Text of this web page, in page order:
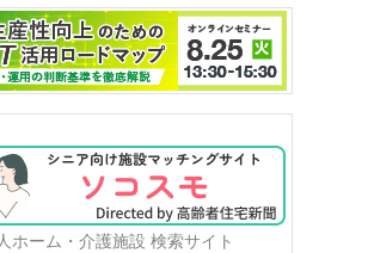
ホーム・介護施設 検索サイト